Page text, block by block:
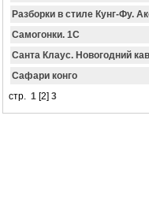
Разборки в стиле Кунг-Фу.
Самогонки. 1С
Санта Клаус. Новогодний
Сафари конго
стр. 1 [2] 3